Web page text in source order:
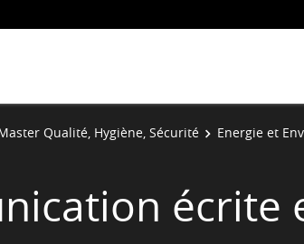
Qualité, Hygiène, Sécurité Energie et
écrite